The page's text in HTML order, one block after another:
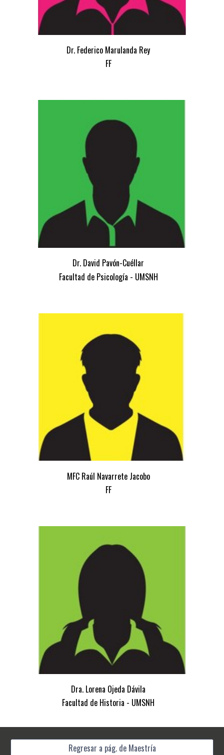
Dr. Federico Marulanda Rey
FF
Dr. David Pavón-Cuéllar
Facultad de Psicología - UMSNH
MFC Raúl Navarrete Jacobo
FF
Dra. Lorena Ojeda Dávila
Facultad de Historia - UMSNH
Regresar a pág. de Maestría